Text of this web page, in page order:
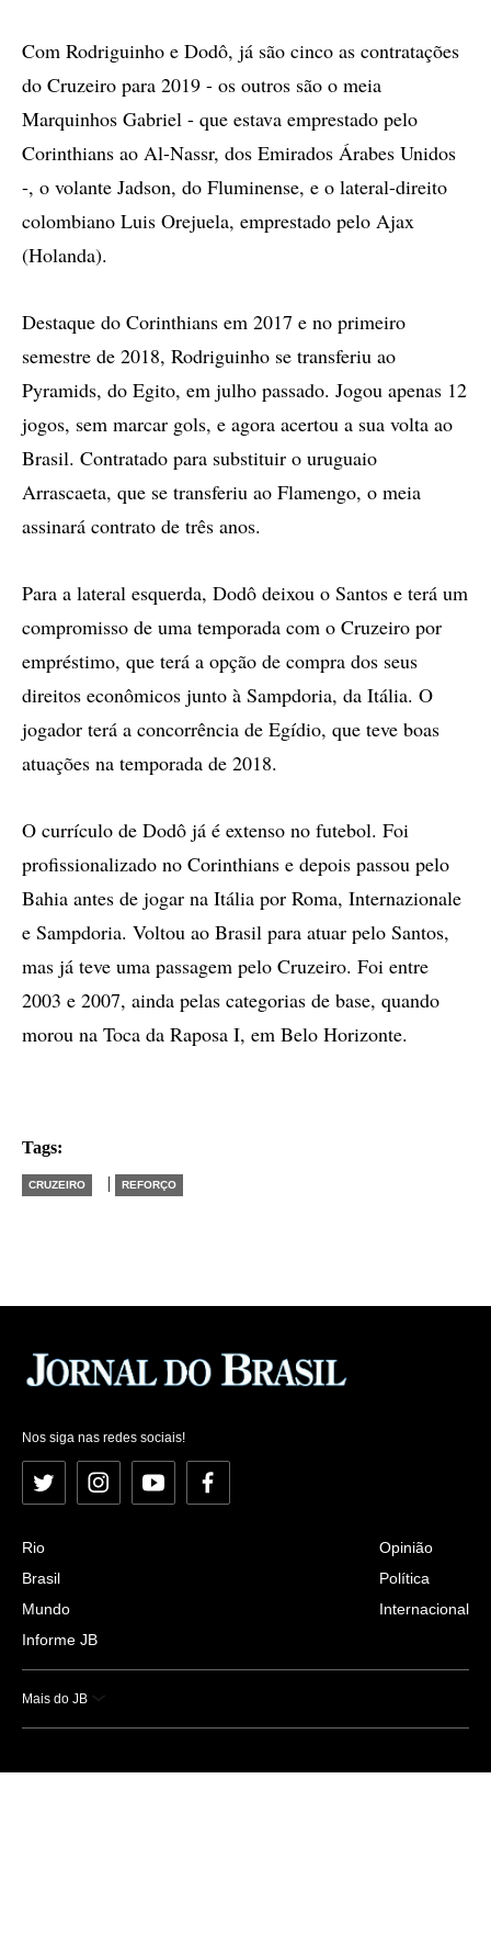
Com Rodriguinho e Dodô, já são cinco as contratações
do Cruzeiro para 2019 - os outros são o meia
Marquinhos Gabriel - que estava emprestado pelo
Corinthians ao Al-Nassr, dos Emirados Árabes Unidos
-, o volante Jadson, do Fluminense, e o lateral-direito
colombiano Luis Orejuela, emprestado pelo Ajax
(Holanda).
Destaque do Corinthians em 2017 e no primeiro
semestre de 2018, Rodriguinho se transferiu ao
Pyramids, do Egito, em julho passado. Jogou apenas 12
jogos, sem marcar gols, e agora acertou a sua volta ao
Brasil. Contratado para substituir o uruguaio
Arrascaeta, que se transferiu ao Flamengo, o meia
assinará contrato de três anos.
Para a lateral esquerda, Dodô deixou o Santos e terá um
compromisso de uma temporada com o Cruzeiro por
empréstimo, que terá a opção de compra dos seus
direitos econômicos junto à Sampdoria, da Itália. O
jogador terá a concorrência de Egídio, que teve boas
atuações na temporada de 2018.
O currículo de Dodô já é extenso no futebol. Foi
profissionalizado no Corinthians e depois passou pelo
Bahia antes de jogar na Itália por Roma, Internazionale
e Sampdoria. Voltou ao Brasil para atuar pelo Santos,
mas já teve uma passagem pelo Cruzeiro. Foi entre
2003 e 2007, ainda pelas categorias de base, quando
morou na Toca da Raposa I, em Belo Horizonte.
Tags:
CRUZEIRO | REFORÇO
Nos siga nas redes sociais!
Twitter InstagramYouTubeFacebook
Rio
Brasil
Mundo
Informe JB
Opinião
Política
Internacional
Mais do JB
Esportes